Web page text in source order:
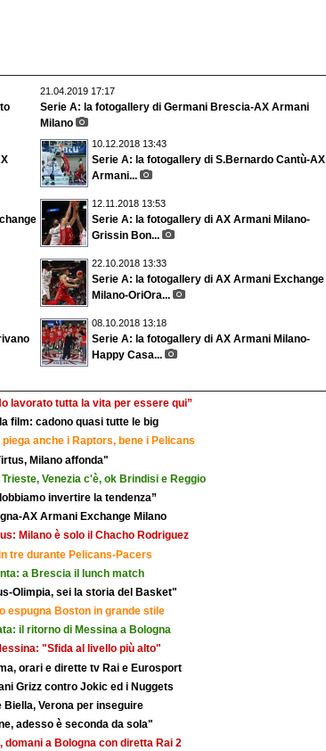
21.04.2019 17:17
Serie A: la fotogallery di Germani Brescia-AX Armani
Milano
10.12.2018 13:43
Serie A: la fotogallery di S.Bernardo Cantù-AX
Armani...
12.11.2018 13:53
Serie A: la fotogallery di AX Armani Milano-
Grissin Bon...
22.10.2018 13:33
Serie A: la fotogallery di AX Armani Exchange
Milano-OriOra...
08.10.2018 13:18
Serie A: la fotogallery di AX Armani Milano-
Happy Casa...
lavorato tutta la vita per essere qui”
film: cadono quasi tutte le big
piega anche i Raptors, bene i Pelicans
Milano affonda"
Venezia c'è, ok Brindisi e Reggio
invertire la tendenza”
AX Armani Exchange Milano
Milano è solo il Chacho Rodriguez
tre durante Pelicans-Pacers
a Brescia il lunch match
Olimpia, sei la storia del Basket"
espugna Boston in grande stile
il ritorno di Messina a Bologna
"Sfida al livello più alto"
orari e dirette tv Rai e Eurosport
Grizz contro Jokic ed i Nuggets
Verona per inseguire
adesso è seconda da sola"
a Bologna con diretta Rai 2